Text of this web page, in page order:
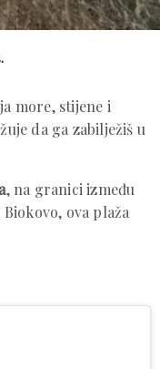
more, stijene i
da ga zabilježiš u
, na granici između
ova plaža